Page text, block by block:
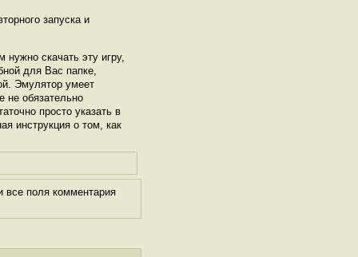
запуска и
нужно скачать эту игру,
для Вас папке,
Эмулятор умеет
не обязательно
просто указать в
инструкция о том, как
все поля комментария